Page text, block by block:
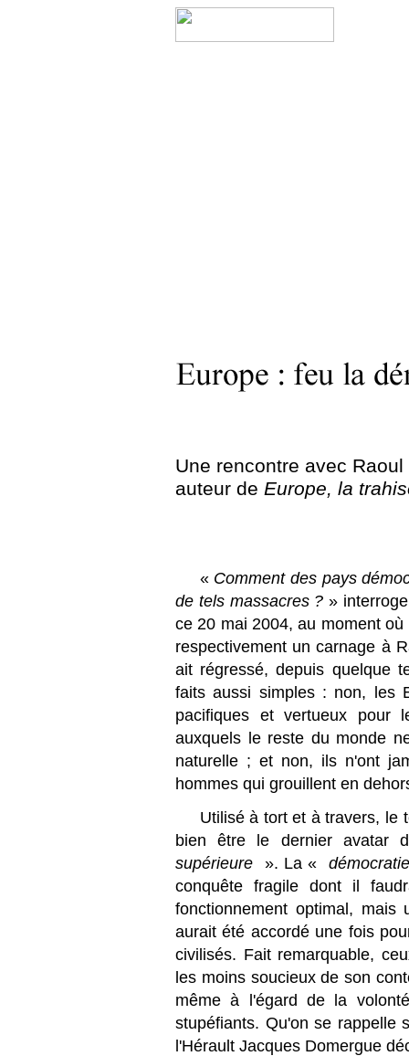
Une rencontre avec
auteur de Europe, la
« Comment des pays
de tels massacres ?»
ce 20 mai 2004, au moment
respectivement un carnage à
ait régressé, depuis quelque
faits aussi simples : non, les
pacifiques et vertueux pour
auxquels le reste du monde
naturelle ; et non, ils n'ont
hommes qui grouillent en
Utilisé à tort et à travers,
bien être le dernier avatar
supérieure
». La «
conquête fragile dont il
fonctionnement optimal,
aurait été accordé une fois
civilisés. Fait remarquable,
les moins soucieux de son
même à l'égard de la
stupéfiants. Qu'on se rappelle
l'Hérault Jacques Domergue